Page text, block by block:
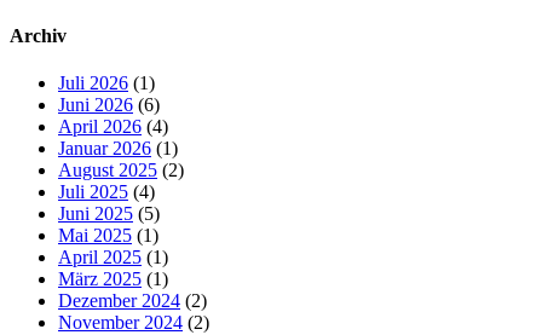
Archiv
Juli 2026 (1)
Juni 2026 (6)
April 2026 (4)
Januar 2026 (1)
August 2025 (2)
Juli 2025 (4)
Juni 2025 (5)
Mai 2025 (1)
April 2025 (1)
März 2025 (1)
Dezember 2024 (2)
November 2024 (2)